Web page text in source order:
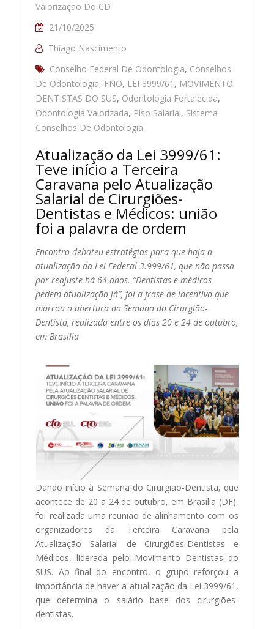
Valorização Do CD
21/10/2025
Thiago Nascimento
Conselho Federal De Odontologia, Conselhos
De Odontologia, FNO, LEI 3999/61 , MOVIMENTO
DENTISTAS DO SUS, Odontologia Fortalecida,
Odontologia Valorizada, Piso Salarial, Sistema
Conselhos De Odontologia
Atualização da Lei 3999/61:
Teve início a Terceira
Caravana pelo Atualização
Salarial de Cirurgiões-
Dentistas e Médicos: união
foi a palavra de ordem
Encontro debateu estratégias para que haja a
atualização da Lei Federal 3.999/61, que não passa
por reajuste há 64 anos. “Dentistas e médicos
pedem atualização já”, foi a frase de incentivo que
marcou a abertura da Semana do Cirurgião-
Dentista, realizada entre os dias 20 e 24 de outubro,
em Brasília
Dando início à Semana do Cirurgião-Dentista, que
acontece de 20 a 24 de outubro, em Brasília (DF),
foi realizada uma reunião de alinhamento com os
organizadores da Terceira Caravana pela
Atualização Salarial de Cirurgiões-Dentistas e
Médicos, liderada pelo Movimento Dentistas do
SUS. Ao final do encontro, o grupo reforçou a
importância de haver a atualização da Lei 3999/61,
que determina o salário base dos cirurgiões-
dentistas.